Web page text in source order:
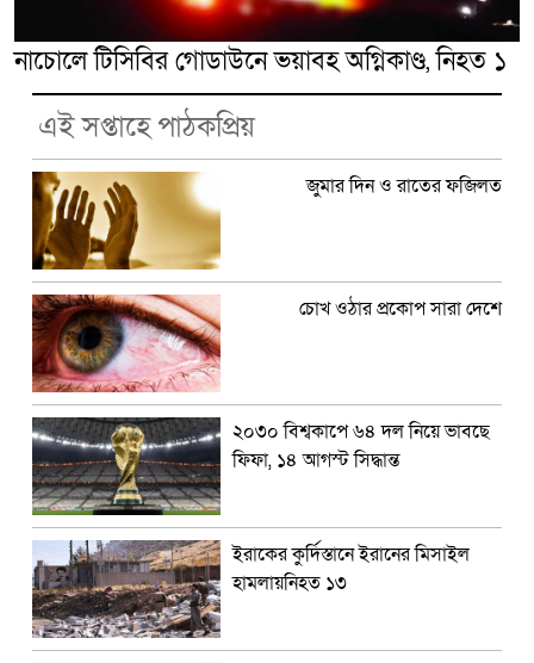
নাচোলে টিসিবির গোডাউনে ভয়াবহ অগ্নিকাণ্ড, নিহত ১
এই সপ্তাহে পাঠকপ্রিয়
জুমার দিন ও রাতের ফজিলত
চোখ ওঠার প্রকোপ সারা দেশে
২০৩০ বিশ্বকাপে ৬৪ দল নিয়ে ভাবছে
ফিফা, ১৪ আগস্ট সিদ্ধান্ত
ইরাকের কুর্দিস্তানে ইরানের মিসাইল
হামলায়নিহত ১৩